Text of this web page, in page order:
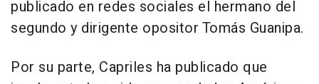
publicado en redes sociales el hermano del
segundo y dirigente opositor Tomás Guanipa.
Por su parte, Capriles ha publicado que